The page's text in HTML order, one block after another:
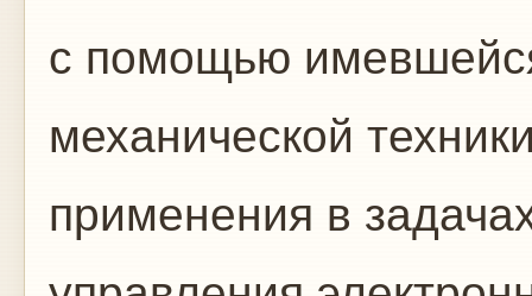
с помощью
механической
применения в